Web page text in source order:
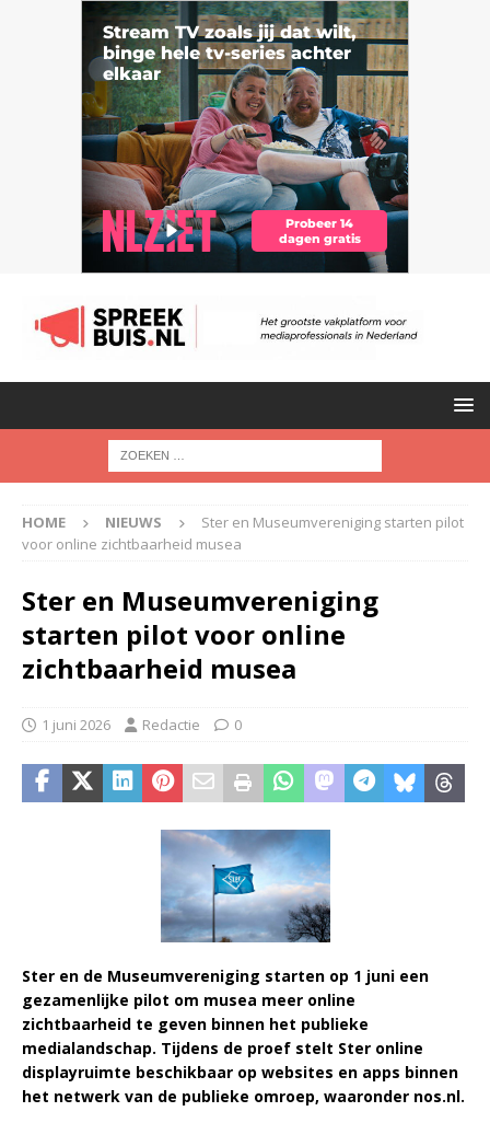
HOME NIEUWS
Ster en Museumvereniging starten pilot
voor online zichtbaarheid musea
Ster en Museumvereniging
starten pilot voor online
zichtbaarheid musea
1 juni 2026 Redactie 0
Ster en de Museumvereniging starten op 1 juni een
gezamenlijke pilot om musea meer online
zichtbaarheid te geven binnen het publieke
medialandschap. Tijdens de proef stelt Ster online
displayruimte beschikbaar op websites en apps binnen
het netwerk van de publieke omroep, waaronder nos.nl.